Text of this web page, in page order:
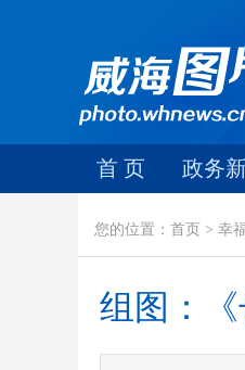
首 页 政务
您的位置：首页 > 幸
组图：《